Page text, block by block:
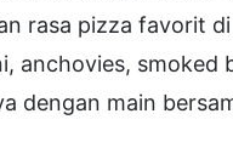
rasa pizza favorit
anchovies, smoked
dengan main